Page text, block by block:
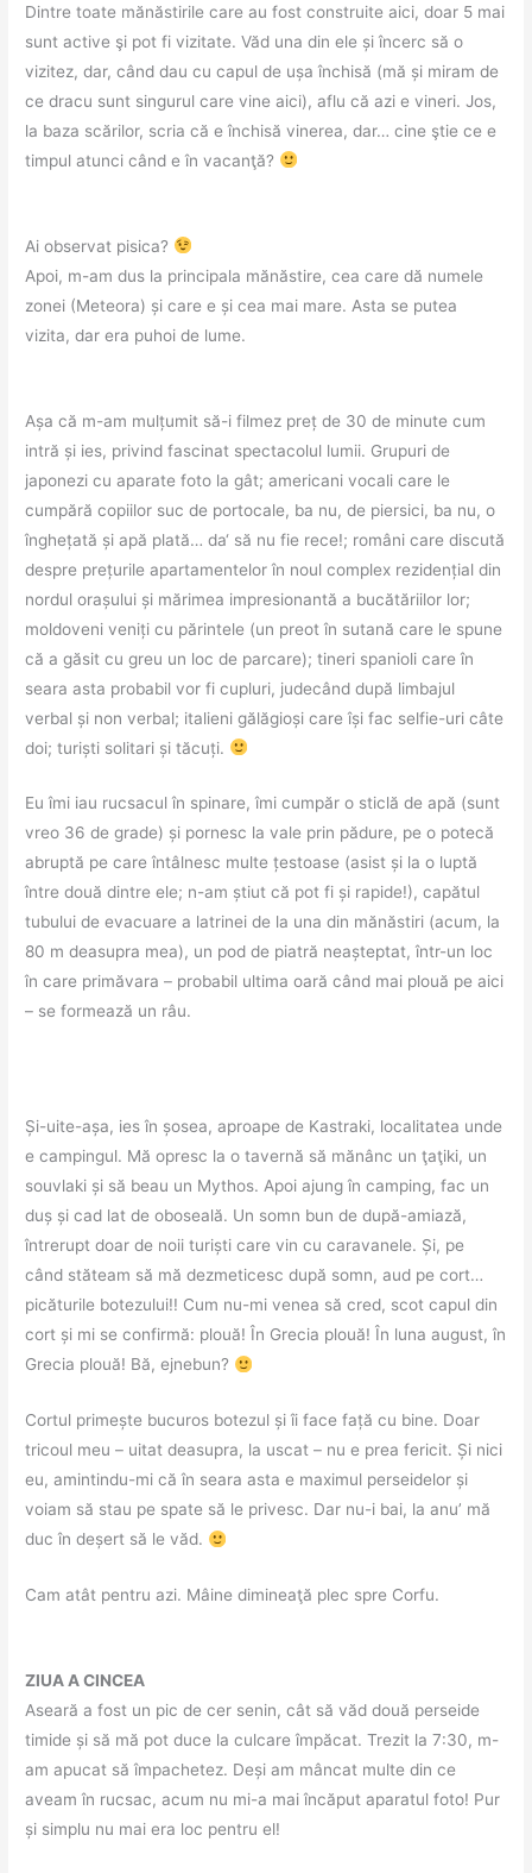
Dintre toate mănăstirile care au fost construite aici, doar 5 mai
sunt active şi pot fi vizitate. Văd una din ele și încerc să o
vizitez, dar, când dau cu capul de ușa închisă (mă și miram de
ce dracu sunt singurul care vine aici), aflu că azi e vineri. Jos,
la baza scărilor, scria că e închisă vinerea, dar… cine ştie ce e
timpul atunci când e în vacanţă?
Ai observat pisica?
Apoi, m-am dus la principala mănăstire, cea care dă numele
zonei (Meteora) și care e și cea mai mare. Asta se putea
vizita, dar era puhoi de lume.
Așa că m-am mulțumit să-i filmez preț de 30 de minute cum
intră și ies, privind fascinat spectacolul lumii. Grupuri de
japonezi cu aparate foto la gât; americani vocali care le
cumpără copiilor suc de portocale, ba nu, de piersici, ba nu, o
înghețată și apă plată… da‘ să nu fie rece!; români care discută
despre prețurile apartamentelor în noul complex rezidențial din
nordul orașului și mărimea impresionantă a bucătăriilor lor;
moldoveni veniți cu părintele (un preot în sutană care le spune
că a găsit cu greu un loc de parcare); tineri spanioli care în
seara asta probabil vor fi cupluri, judecând după limbajul
verbal și non verbal; italieni gălăgioși care își fac selfie-uri câte
doi; turiști solitari și tăcuți.
Eu îmi iau rucsacul în spinare, îmi cumpăr o sticlă de apă (sunt
vreo 36 de grade) și pornesc la vale prin pădure, pe o potecă
abruptă pe care întâlnesc multe țestoase (asist și la o luptă
între două dintre ele; n-am știut că pot fi și rapide!), capătul
tubului de evacuare a latrinei de la una din mănăstiri (acum, la
80 m deasupra mea), un pod de piatră neașteptat, într-un loc
în care primăvara – probabil ultima oară când mai plouă pe aici
– se formează un râu.
Și-uite-așa, ies în șosea, aproape de Kastraki, localitatea unde
e campingul. Mă opresc la o tavernă să mănânc un ţaţiki, un
souvlaki și să beau un Mythos. Apoi ajung în camping, fac un
duș și cad lat de oboseală. Un somn bun de după-amiază,
întrerupt doar de noii turiști care vin cu caravanele. Și, pe
când stăteam să mă dezmeticesc după somn, aud pe cort…
picăturile botezului!! Cum nu-mi venea să cred, scot capul din
cort și mi se confirmă: plouă! În Grecia plouă! În luna august, în
Grecia plouă! Bă, ejnebun?
Cortul primește bucuros botezul și îi face față cu bine. Doar
tricoul meu – uitat deasupra, la uscat – nu e prea fericit. Și nici
eu, amintindu-mi că în seara asta e maximul perseidelor și
voiam să stau pe spate să le privesc. Dar nu-i bai, la anu’ mă
duc în deșert să le văd.
Cam atât pentru azi. Mâine dimineaţă plec spre Corfu.
ZIUA A CINCEA
Aseară a fost un pic de cer senin, cât să văd două perseide
timide și să mă pot duce la culcare împăcat. Trezit la 7:30, m-
am apucat să împachetez. Deși am mâncat multe din ce
aveam în rucsac, acum nu mi-a mai încăput aparatul foto! Pur
și simplu nu mai era loc pentru el!